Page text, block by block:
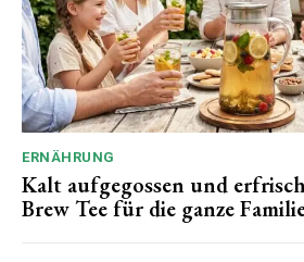
ERNÄHRUNG
Kalt aufgegossen und
Brew Tee für die ganze